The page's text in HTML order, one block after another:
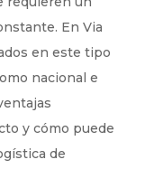
En Via
en este tipo
nacional e
y cómo puede
de